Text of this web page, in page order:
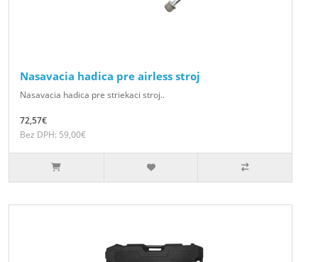
Nasavacia hadica pre airless stroj
Nasavacia hadica pre striekaci stroj..
72,57€
Bez DPH: 59,00€